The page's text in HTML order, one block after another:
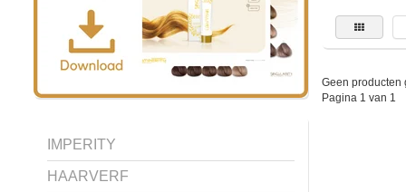
IMPERITY
HAARVERF
Geen producten
Pagina 1 van 1